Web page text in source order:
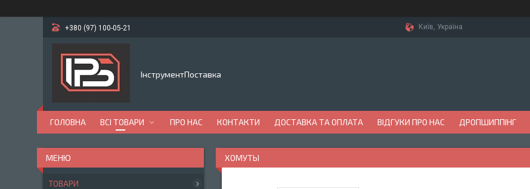
+380 (97) 100-05-21 Київ, Україна
ІнструментПоставка
ГОЛОВНА ВСІ ТОВАРИ ПРО НАС КОНТАКТИ ДОСТАВКА ТА ОПЛАТА ВІДГУКИ ПРО НАС ДРОПШИППІНГ
ХОМУТЫ
ТОВАРИ